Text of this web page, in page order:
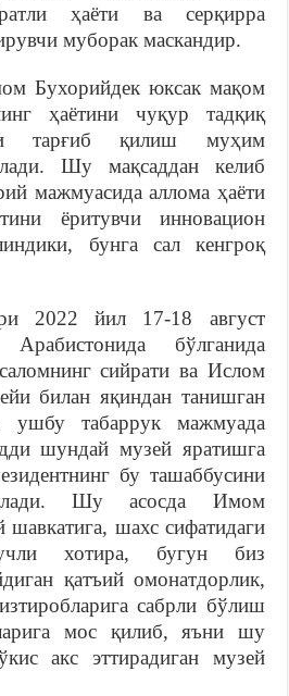
ҳаёти ва серқирра
муборак маскандир.
Бухорийдек юксак мақом
ҳаётини чуқур тадқиқ
тарғиб қилиш муҳим
Шу мақсаддан келиб
мажмуасида аллома ҳаёти
ёритувчи инновацион
бунга сал кенгроқ
2022 йил 17-18 август
бўлганида
сийрати ва Ислом
билан яқиндан танишган
ушбу табаррук мажмуада
шундай музей яратишга
бу ташаббусини
Шу асосда Имом
шахс сифатидаги
хотира, бугун биз
қатъий омонатдорлик,
сабрли бўлиш
мос қилиб, яъни шу
акс эттирадиган музей